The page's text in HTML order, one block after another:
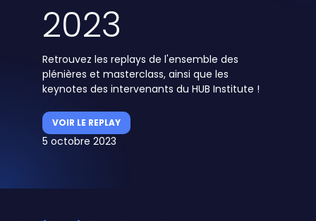
2023
Retrouvez les replays de l'ensemble des
plénières et masterclass, ainsi que les
keynotes des intervenants du HUB Institute !
VOIR LE REPLAY
5 octobre 2023